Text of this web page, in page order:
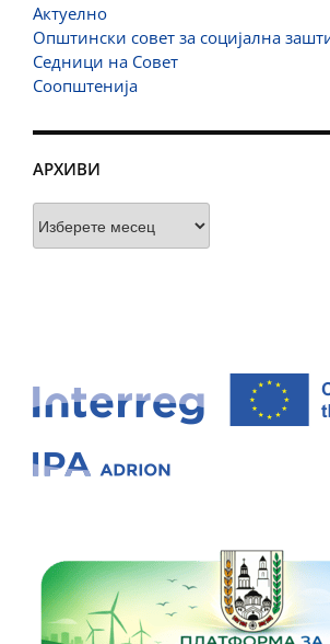
Актуелно
Општински совет за социјална
Седници на Совет
Соопштенија
АРХИВИ